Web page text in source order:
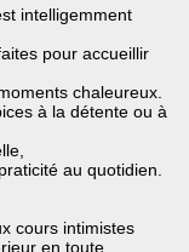
intelligemment
pour accueillir
chaleureux.
à la détente ou à
au quotidien.
cours intimistes
en toute